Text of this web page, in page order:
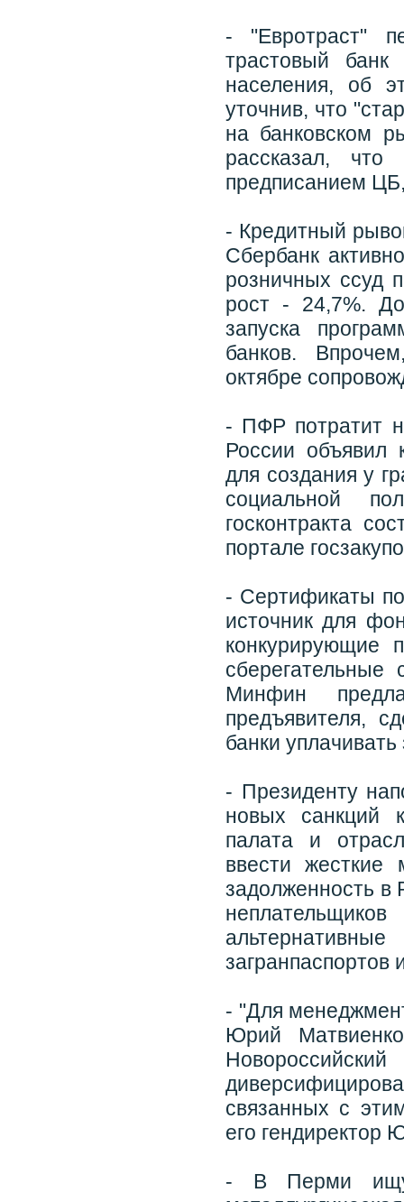
- "Евротраст"
трастовый банк
населения, об
уточнив, что
на банковском
рассказал,
предписанием
- Кредитный
Сбербанк
розничных ссуд
рост - 24,7%.
запуска
банков.
октябре
- ПФР потратит
России объявил
для создания у
социальной
госконтракта
портале
- Сертификаты
источник для
конкурирующие
Минфин
предъявителя,
банки
- Президенту
новых санкций
палата и
ввести
задолженность в
загранпаспортов
- "Для
Юрий
связанных с
его гендиректор
- В Перми